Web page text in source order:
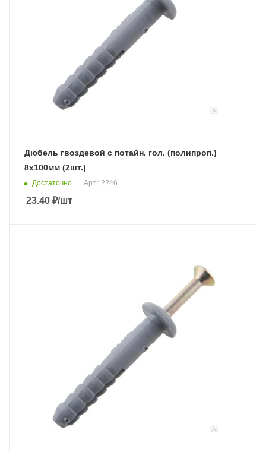
Дюбель гвоздевой с потайн. гол. (полипроп.)
8х100мм (2шт.)
Достаточно Арт.: 2246
23.40 ₽/шт